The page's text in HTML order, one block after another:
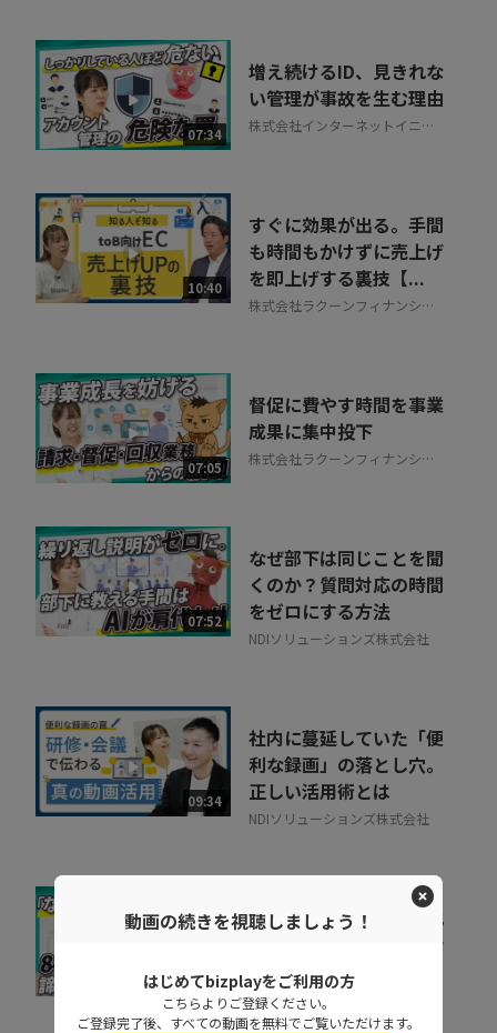
07:34
増え続けるID、見きれな
い管理が事故を生む理由
株式会社インターネットイニシ
10:40
すぐに効果が出る。手間
も時間もかけずに売上げ
を即上げする裏技【...
株式会社ラクーンフィナンシャ
07:05
督促に費やす時間を事業
成果に集中投下
株式会社ラクーンフィナンシャ
07:52
なぜ部下は同じことを聞
くのか？質問対応の時間
をゼロにする方法
NDIソリューションズ株式会社
09:34
社内に蔓延していた「便
利な録画」の落とし穴。
正しい活用術とは
NDIソリューションズ株式会社
11:37
会社の電話をクラウド化
するメリットとは？電話
業務を効率化する方法
トビラシステムズ株式会社
動画の続きを視聴しましょう！
はじめてbizplayをご利用の方
こちらよりご登録ください。
ご登録完了後、すべての動画を無料でご覧いただけます。